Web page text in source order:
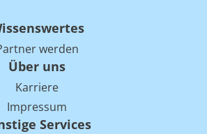
werden
Über uns
Karriere
Impressum
Services